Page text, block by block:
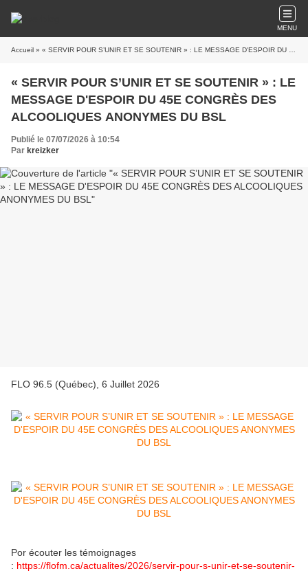
MENU
Accueil » « SERVIR POUR S’UNIR ET SE SOUTENIR » : LE MESSAGE D'ESPOIR DU 45E CONGRÈS DES ALCOOLIQUES ANONYMES DU BSL
« SERVIR POUR S’UNIR ET SE SOUTENIR » : LE
MESSAGE D'ESPOIR DU 45E CONGRÈS DES
ALCOOLIQUES ANONYMES DU BSL
Publié le 07/07/2026 à 10:54
Par kreizker
FLO 96.5 (Québec), 6 Juillet 2026
Por écouter les témoignages
: https://flofm.ca/actualites/2026/servir-pour-s-unir-et-se-soutenir-